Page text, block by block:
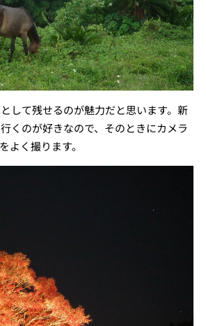
して残せるのが魅力だと思います。新
くのが好きなので、そのときにカメラ
よく撮ります。